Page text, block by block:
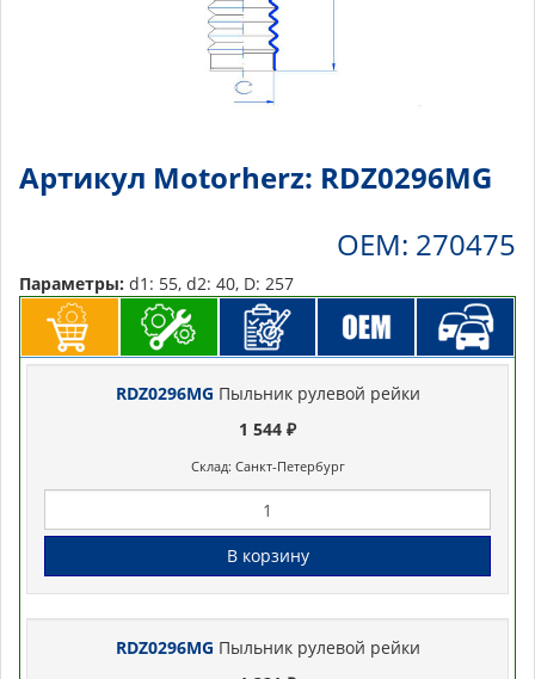
Артикул Motorherz: RDZ0296MG
OEM: 270475
Параметры: d1: 55, d2: 40, D: 257
RDZ0296MG Пыльник рулевой рейки
1 544 ₽
Склад: Санкт-Петербург
В корзину
RDZ0296MG Пыльник рулевой рейки